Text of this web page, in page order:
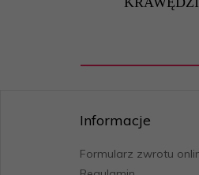
Informacje
Formularz zwrotu